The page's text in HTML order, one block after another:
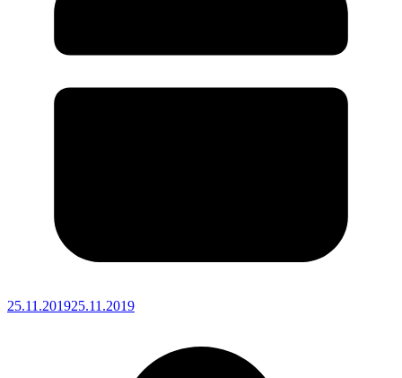
25.11.201925.11.2019